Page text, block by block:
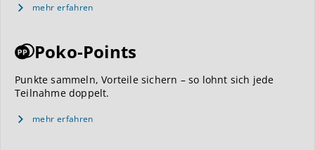
mehr erfahren
Poko-Points
Punkte sammeln, Vorteile sichern – so lohnt sich jede
Teilnahme doppelt.
mehr erfahren